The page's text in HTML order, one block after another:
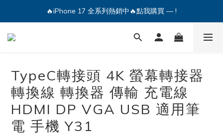
🔥iPhone 17 全系列熱銷中🔥點我購買 — !
🔥iPhone 17 全系列熱銷中🔥點我購買 — !
💕加入Q哥 Line 新好友領優惠券！🎫
TypeC轉接頭 4K 螢幕轉接器
轉換線 轉換器 傳輸 充電線
HDMI DP VGA USB 適用筆
電 手機 Y31